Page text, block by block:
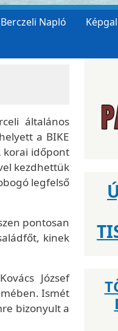
Berczeli Napló
általános
a BIKE
korai időpont
kezdhettük
legfelső
pontosan
kinek
József
Ismét
bizonyult a